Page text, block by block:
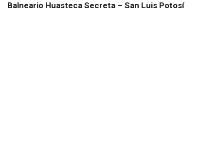
Balneario Huasteca Secreta – San Luis Potosí